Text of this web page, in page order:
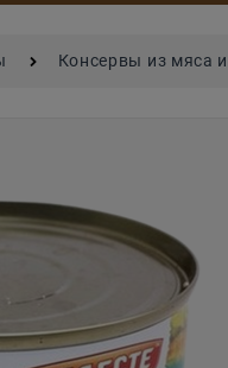
Консервы из мяса